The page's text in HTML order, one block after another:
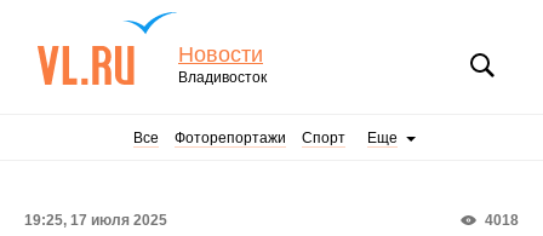
Новости
Владивосток
Все Фоторепортажи Спорт Еще
4018
19:25, 17 июля 2025